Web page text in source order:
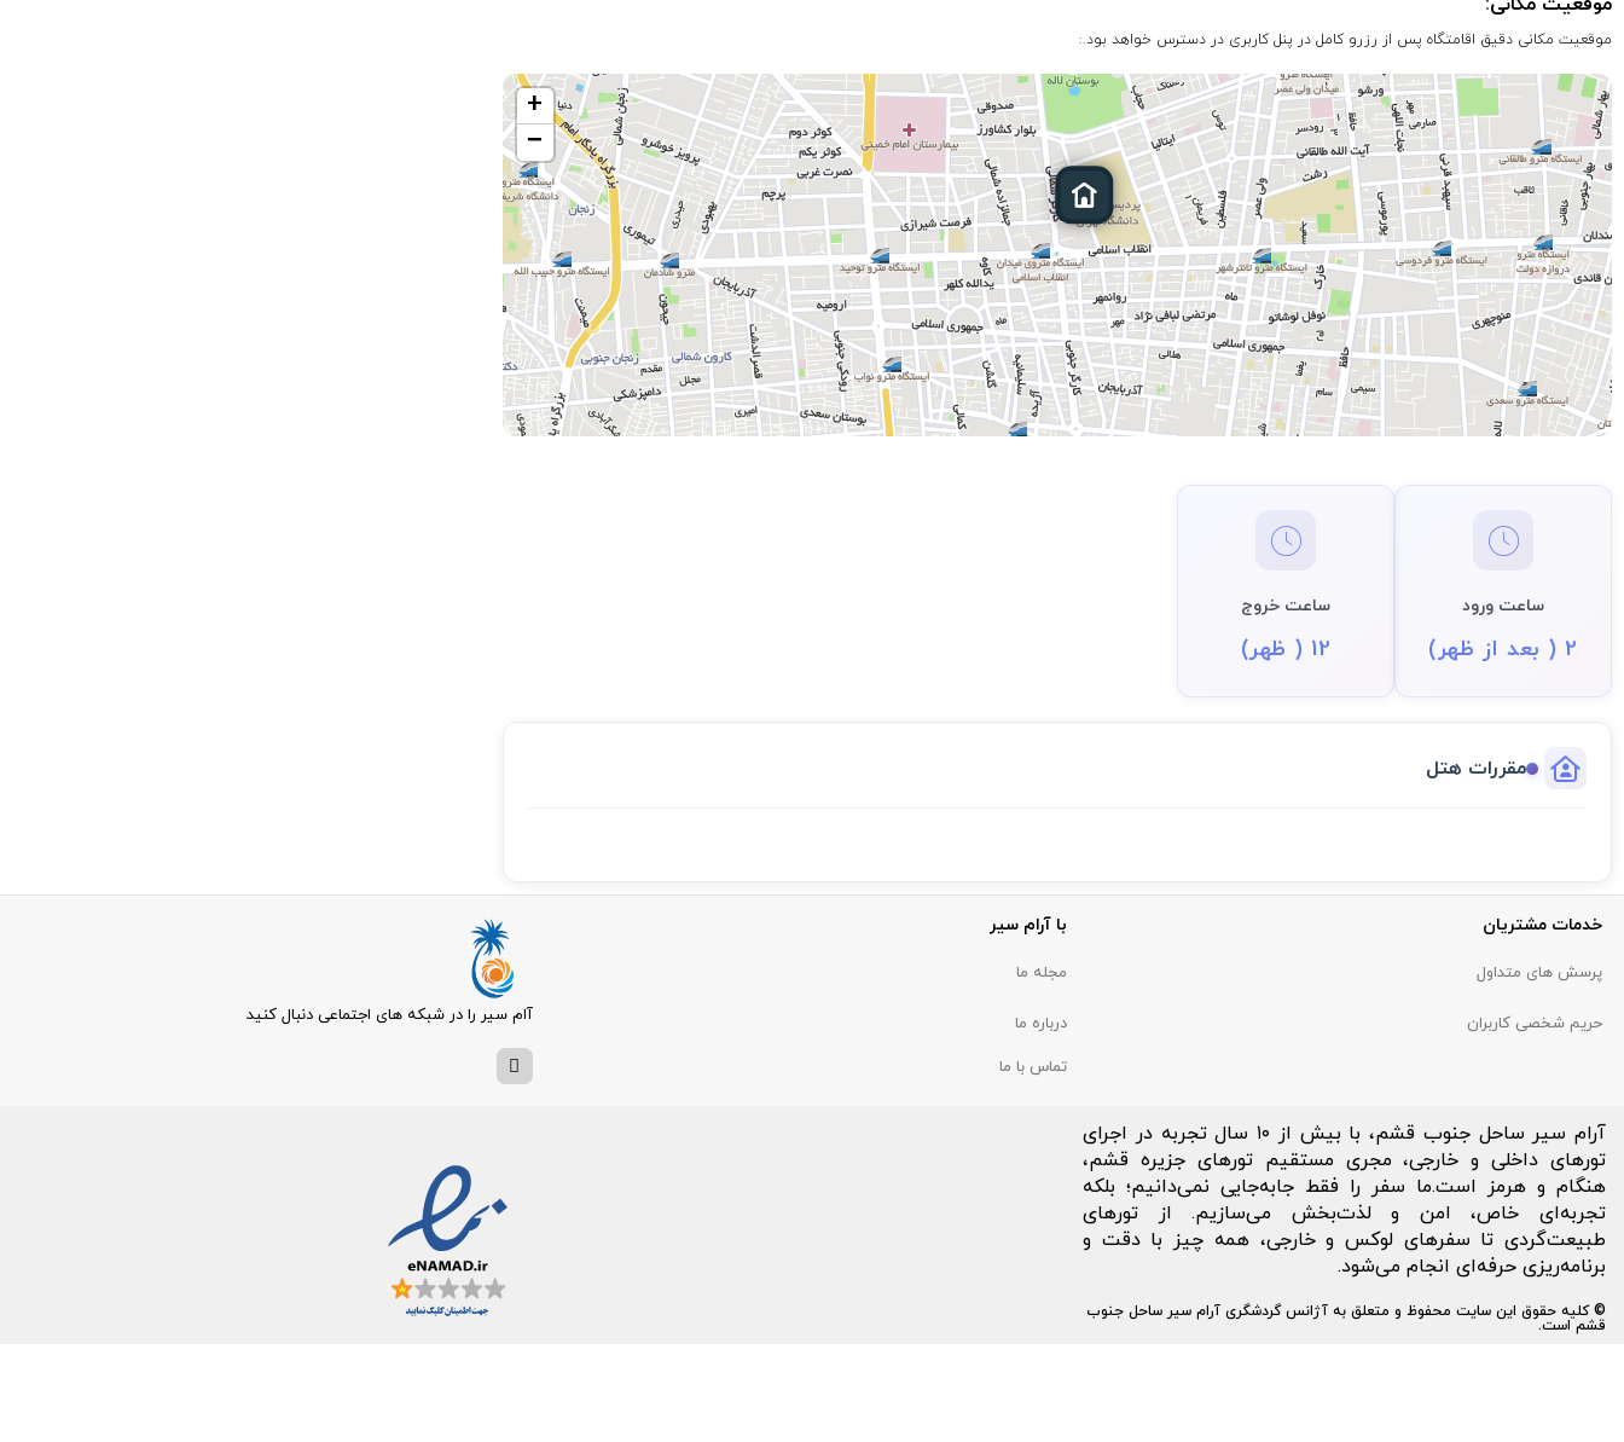
موقعیت مکانی دقیق اقامتگاه پس از رزرو کامل در پنل کاربری در دسترس خواهد بود.:
+
−
ساعت ورود
2 ( بعد از ظهر)
ساعت خروج
12 ( ظهر)
مقررات هتل
خدمات مشتریان
پرسش های متداول
حریم شخصی کاربران
با آرام سیر
مجله ما
درباره ما
تماس با ما
آام سیر را در شبکه های اجتماعی دنبال کنید
آرام سیر ساحل جنوب قشم، با بیش از ۱۰ سال تجربه در اجرای
تورهای داخلی و خارجی، مجری مستقیم تورهای جزیره قشم،
هنگام و هرمز است.ما سفر را فقط جابه‌جایی نمی‌دانیم؛ بلکه
تجربه‌ای خاص، امن و لذت‌بخش می‌سازیم. از تورهای
طبیعت‌گردی تا سفرهای لوکس و خارجی، همه چیز با دقت و
برنامه‌ریزی حرفه‌ای انجام می‌شود.
© کلیه حقوق این سایت محفوظ و متعلق به آژانس گردشگری آرام سیر ساحل جنوب
قشم است.